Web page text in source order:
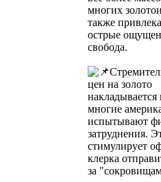
многих
также
острые
свобода.
цен на золото
накладывается
многие
испытывают
затруднения.
стимулирует
клерка
за